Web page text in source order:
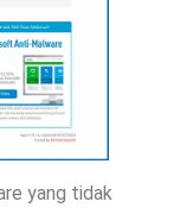
yang tidak